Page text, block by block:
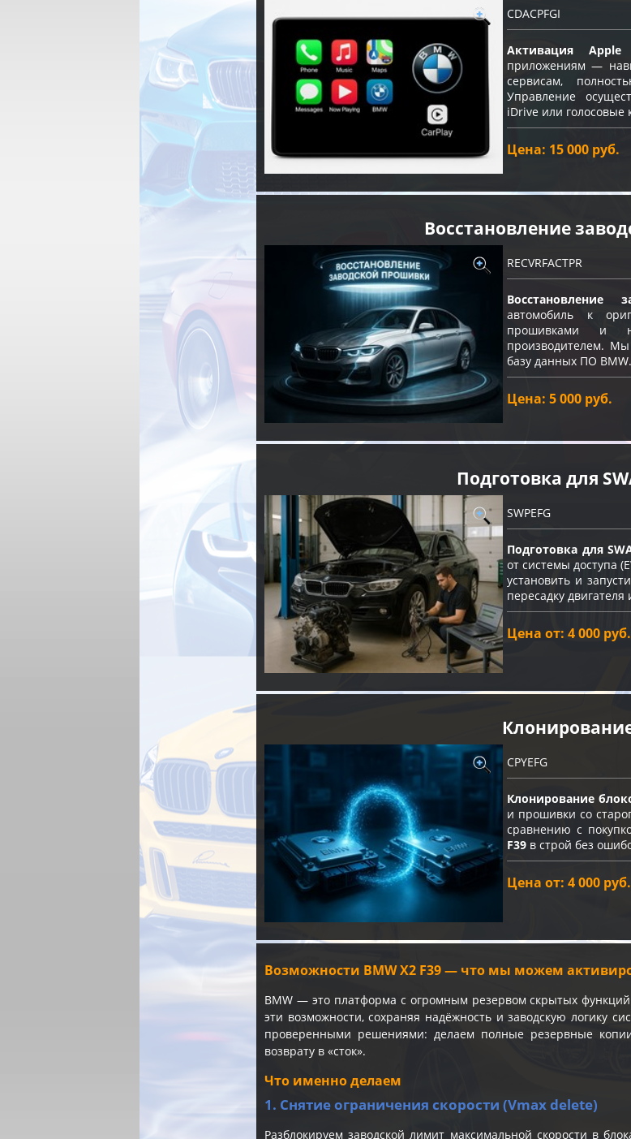
CDACPFGI
Активация Apple
приложениям —
сервисам,
Управление
iDrive или голосовые
Цена: 15 000 руб.
Восстановление
RECVRFACTPR
Восстановление
автомобиль к
прошивками и
производителем.
базу данных ПО BMW.
Цена: 5 000 руб.
Подготовка для
SWPEFG
Подготовка для
от системы доступа
установить и
пересадку
Цена от: 4 000 руб.
CPYEFG
Клонирование
и прошивки со
сравнению с
F39 в строй без
Цена от: 4 000 руб.
Возможности BMW X2 F39 — что мы можем
BMW — это платформа с огромным резервом скрытых
эти возможности, сохраняя надёжность и заводскую логику
проверенными решениями: делаем полные резервные
возврату в «сток».
Что именно делаем
1. Снятие ограничения скорости (Vmax delete)
Разблокируем заводской лимит максимальной скорости в